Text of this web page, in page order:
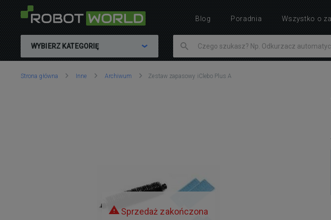
WYBIERZ KATEGORIĘ
Znajdujesz
Strona główna Inne Archiwum Zestaw zapasowy iClebo Plus A
Sprzedaż zakończona
Blog Poradnia Wszystko o